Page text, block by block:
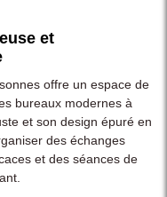
et
offre un espace de
bureaux modernes à
et son design épuré en
des échanges
et des séances de